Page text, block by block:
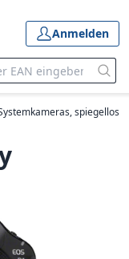
Anmelden
spiegellos